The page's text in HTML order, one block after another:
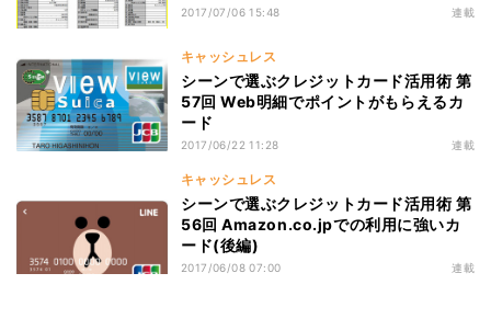
2017/07/06 15:48 連載
キャッシュレス
シーンで選ぶクレジットカード活用術 第
57回 Web明細でポイントがもらえるカ
ード
2017/06/22 11:28 連載
キャッシュレス
シーンで選ぶクレジットカード活用術 第
56回 Amazon.co.jpでの利用に強いカ
ード(後編)
2017/06/08 07:00 連載